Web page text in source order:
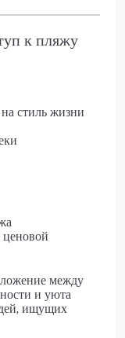
к пляжу
стиль жизни
между
и уюта
ищущих